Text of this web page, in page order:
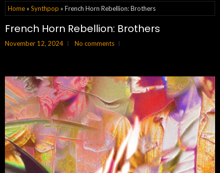
Home » Synthpop » French Horn Rebellion: Brothers
French Horn Rebellion: Brothers
November 12, 2024 No comments